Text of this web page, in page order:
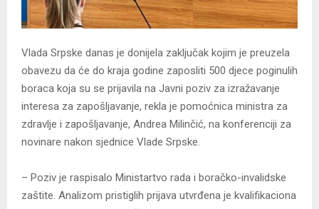
Vlada Srpske danas je donijela zaključak kojim je preuzela
obavezu da će do kraja godine zaposliti 500 djece poginulih
boraca koja su se prijavila na Јavni poziv za izražavanje
interesa za zapošljavanje, rekla je pomoćnica ministra za
zdravlje i zapošljavanje, Andrea Milinčić, na konferenciji za
novinare nakon sjednice Vlade Srpske.
– Poziv je raspisalo Ministartvo rada i boračko-invalidske
zaštite. Analizom pristiglih prijava utvrđena je kvalifikaciona